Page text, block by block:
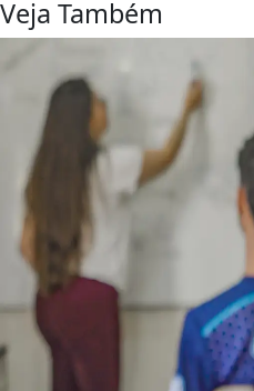
Veja Também